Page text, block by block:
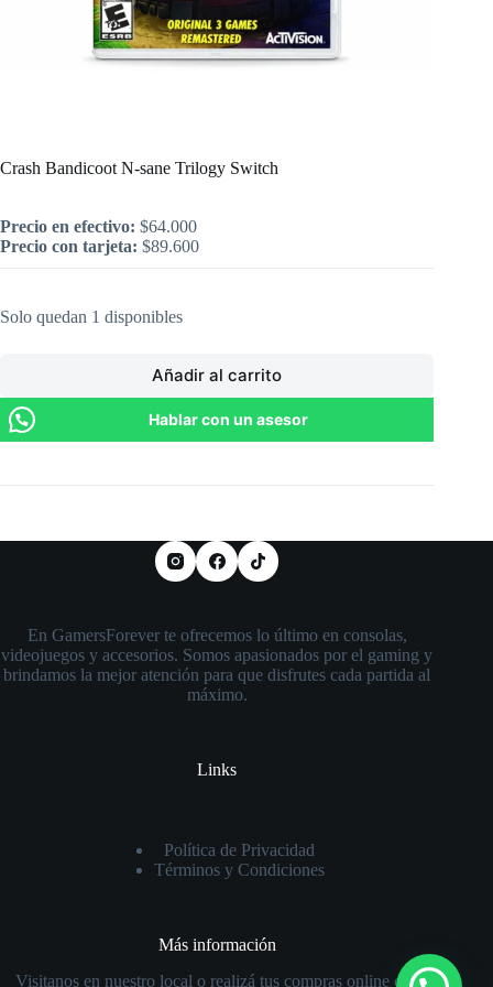
Crash Bandicoot N-sane Trilogy Switch
Precio en efectivo: $64.000
Precio con tarjeta: $89.600
Solo quedan 1 disponibles
Añadir al carrito
Hablar con un asesor
En GamersForever te ofrecemos lo último en consolas,
videojuegos y accesorios. Somos apasionados por el gaming y
brindamos la mejor atención para que disfrutes cada partida al
máximo.
Links
Política de Privacidad
Términos y Condiciones
Más información
Visitanos en nuestro local o realizá tus compras online con